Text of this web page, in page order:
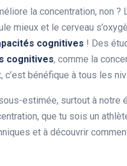
la concentration, non ?
mieux et le cerveau
cognitives ! Des
cognitives, comme la
bénéfique à tous les
estimée, surtout à notre
que tu sois un
et à découvrir